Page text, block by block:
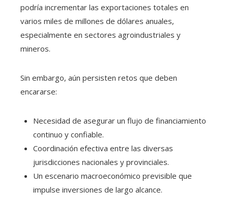
podría incrementar las exportaciones totales en
varios miles de millones de dólares anuales,
especialmente en sectores agroindustriales y
mineros.
Sin embargo, aún persisten retos que deben
encararse:
Necesidad de asegurar un flujo de financiamiento
continuo y confiable.
Coordinación efectiva entre las diversas
jurisdicciones nacionales y provinciales.
Un escenario macroeconómico previsible que
impulse inversiones de largo alcance.